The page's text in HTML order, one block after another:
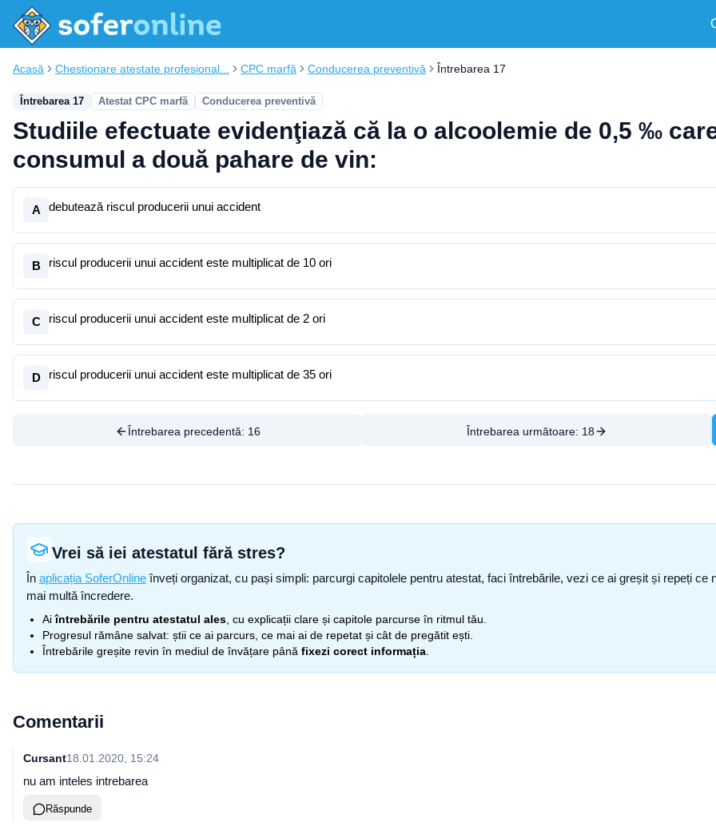
Acasă Chestionare atestate profesional... CPC marfă Conducerea preventivă Întrebarea 17
Întrebarea 17 Atestat CPC marfă Conducerea preventivă
Studiile efectuate evidenţiază că la o alcoolemie de 0,5 ‰
consumul a două pahare de vin:
A debutează riscul producerii unui accident
B riscul producerii unui accident este multiplicat de 10 ori
C riscul producerii unui accident este multiplicat de 2 ori
D riscul producerii unui accident este multiplicat de 35 ori
Întrebarea precedentă: 16 Întrebarea următoare: 18
Vrei să iei atestatul fără stres?
În aplicația SoferOnline înveți organizat, cu pași simpli: parcurgi capitolele pentru atestat, faci întrebările, vezi ce ai greșit și repeți
mai multă încredere.
Aiîntrebările pentru atestatul ales , cu explicații clare și capitole parcurse în ritmul tău.
Progresul rămâne salvat: știi ce ai parcurs, ce mai ai de repetat și cât de pregătit ești.
Întrebările greșite revin în mediul de învățare până fixezi corect informația
Comentarii
Cursant18.01.2020, 15:24
nu am inteles intrebarea
Răspunde